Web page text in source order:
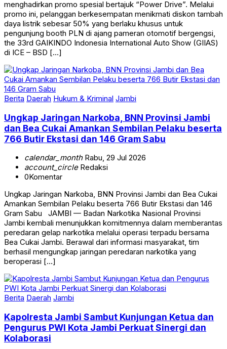
promo ini, pelanggan berkesempatan menikmati diskon tambah
daya listrik sebesar 50% yang berlaku khusus untuk
pengunjung booth PLN di ajang pameran otomotif bergengsi,
the 33rd GAIKINDO Indonesia International Auto Show (GIIAS)
di ICE – BSD […]
Berita Daerah Hukum & Kriminal
dan Bea Cukai Amankan Sembilan Pelaku beserta
766 Butir Ekstasi dan 146 Gram Sabu
account_circleRedaksi
0Komentar
Amankan Sembilan Pelaku beserta 766 Butir Ekstasi dan 146
Gram Sabu JAMBI — Badan Narkotika Nasional Provinsi
Jambi kembali menunjukkan komitmennya dalam memberantas
peredaran gelap narkotika melalui operasi terpadu bersama
Bea Cukai Jambi. Berawal dari informasi masyarakat, tim
berhasil mengungkap jaringan peredaran narkotika yang
beroperasi […]
Berita Daerah Jambi
Pengurus PWI Kota Jambi Perkuat Sinergi dan
Kolaborasi